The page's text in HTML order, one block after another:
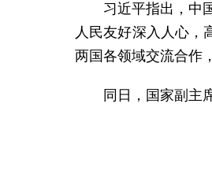
习近平指出，中
人民友好深入人心，
两国各领域交流合作
同日，国家副主